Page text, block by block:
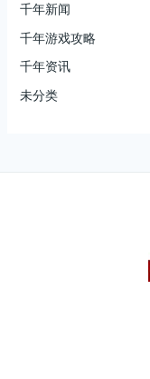
千年新闻
千年游戏攻略
千年资讯
未分类